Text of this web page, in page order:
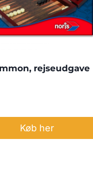
rejseudgave
Køb her